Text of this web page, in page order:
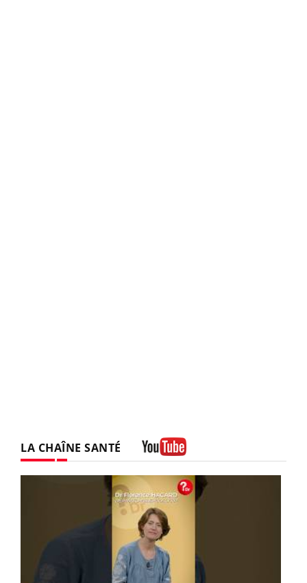
LA CHAÎNE SANTÉ